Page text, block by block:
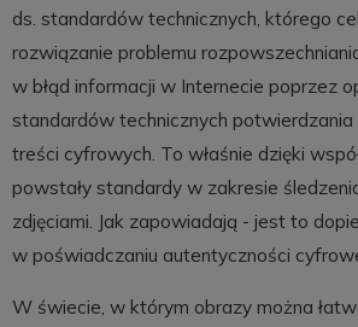
ds. standardów technicznych, którego
rozwiązanie problemu
w błąd informacji w Internecie poprzez
standardów technicznych potwierdzania
treści cyfrowych. To właśnie dzięki
powstały standardy w zakresie
zdjęciami. Jak zapowiadają - jest to
w poświadczaniu autentyczności
W świecie, w którym obrazy można